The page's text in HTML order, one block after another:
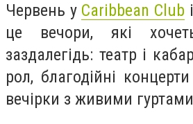
Червень у Caribbean Club і
це вечори, які
заздалегідь: театр і
рол, благодійні
вечірки з живими